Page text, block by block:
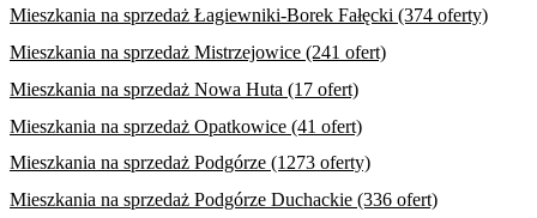
Mieszkania na sprzedaż Łagiewniki-Borek Fałęcki (374 oferty)
Mieszkania na sprzedaż Mistrzejowice (241 ofert)
Mieszkania na sprzedaż Nowa Huta (17 ofert)
Mieszkania na sprzedaż Opatkowice (41 ofert)
Mieszkania na sprzedaż Podgórze (1273 oferty)
Mieszkania na sprzedaż Podgórze Duchackie (336 ofert)